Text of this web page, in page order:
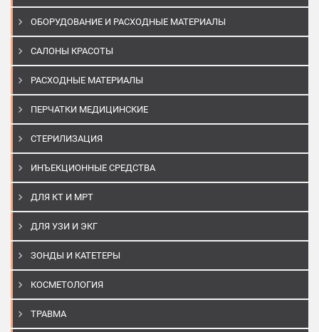
ОБОРУДОВАНИЕ И РАСХОДНЫЕ МАТЕРИАЛЫ
САЛОНЫ КРАСОТЫ
РАСХОДНЫЕ МАТЕРИАЛЫ
ПЕРЧАТКИ МЕДИЦИНСКИЕ
СТЕРИЛИЗАЦИЯ
ИНЪЕКЦИОННЫЕ СРЕДСТВА
ДЛЯ КТ И МРТ
ДЛЯ УЗИ И ЭКГ
ЗОНДЫ И КАТЕТЕРЫ
КОСМЕТОЛОГИЯ
ТРАВМА